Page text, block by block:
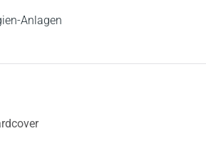
Anlagen